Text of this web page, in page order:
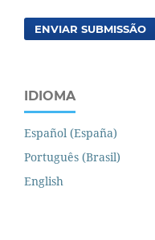
ENVIAR SUBMISSÃO
IDIOMA
Español (España)
Português (Brasil)
English